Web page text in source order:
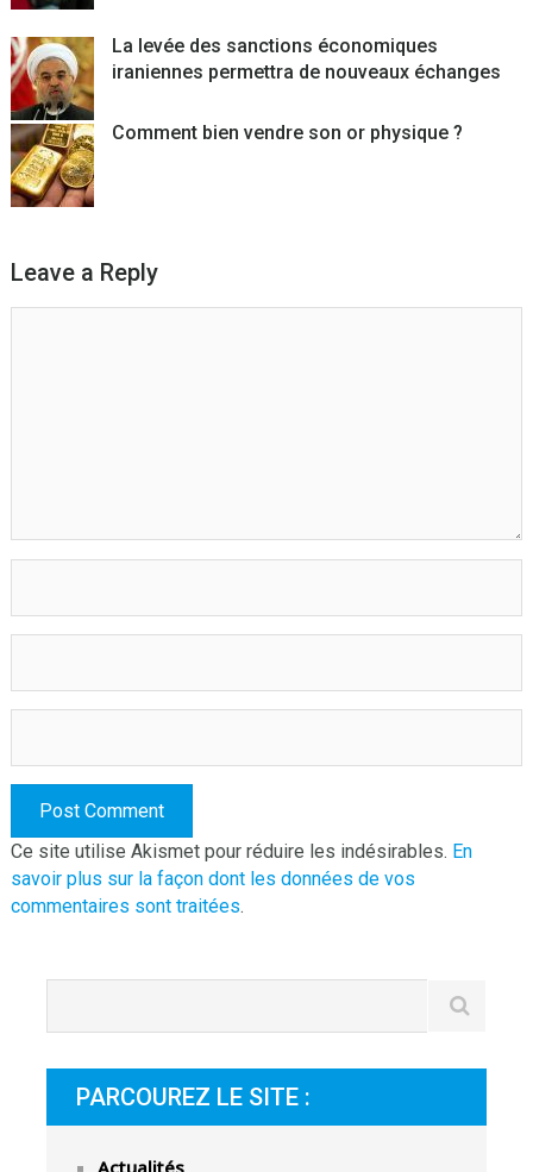
La levée des sanctions économiques
iraniennes permettra de nouveaux échanges
Comment bien vendre son or physique ?
Leave a Reply
Ce site utilise Akismet pour réduire les indésirables. En
savoir plus sur la façon dont les données de vos
commentaires sont traitées.
PARCOUREZ LE SITE :
Actualités